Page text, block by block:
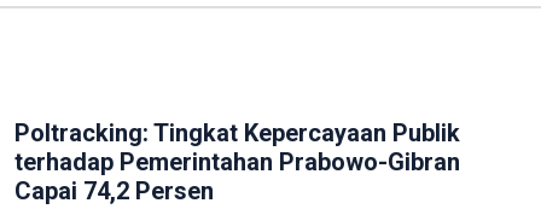
Poltracking: Tingkat Kepercayaan Publik
terhadap Pemerintahan Prabowo-Gibran
Capai 74,2 Persen